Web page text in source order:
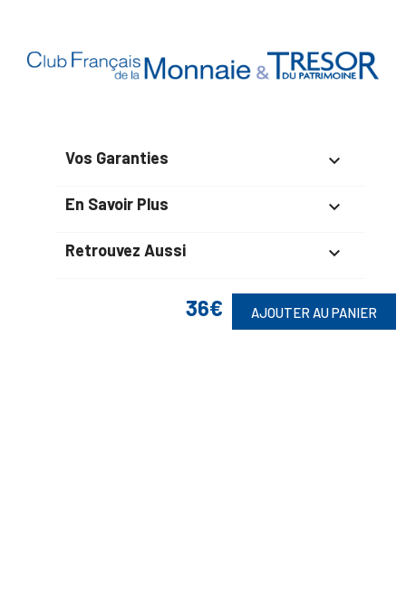
36€ AJOUTER AU PANIER
Vos Garanties 
En Savoir Plus 
Retrouvez Aussi 